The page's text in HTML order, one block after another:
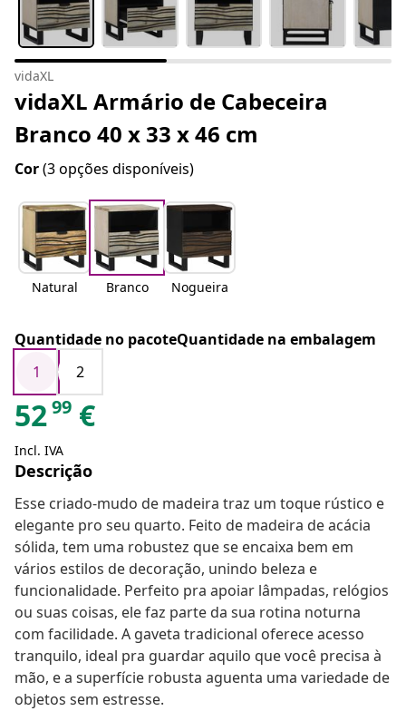
vidaXL
vidaXL Armário de Cabeceira
Branco 40 x 33 x 46 cm
Cor(3 opções disponíveis)
Natural Branco Nogueira
Quantidade no pacoteQuantidade na embalagem
1
2
5299 €
Incl. IVA
Descrição
Esse criado-mudo de madeira traz um toque rústico e
elegante pro seu quarto. Feito de madeira de acácia
sólida, tem uma robustez que se encaixa bem em
vários estilos de decoração, unindo beleza e
funcionalidade. Perfeito pra apoiar lâmpadas, relógios
ou suas coisas, ele faz parte da sua rotina noturna
com facilidade. A gaveta tradicional oferece acesso
tranquilo, ideal pra guardar aquilo que você precisa à
mão, e a superfície robusta aguenta uma variedade de
objetos sem estresse.